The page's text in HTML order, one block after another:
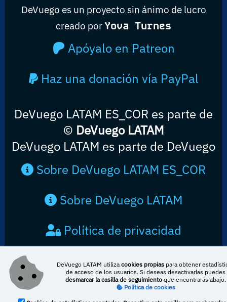
DeVuego es un proyecto sin ánimo de lucro
creado por Yova Turnes
Apóyalo en Patreon
Haz una donación vía PayPal
DeVuego LATAM ES_COR es parte de
© DeVuego LATAM
DeVuego LATAM es parte de DeVuego
Sobre DeVuego LATAM ES_COR
Sobre DeVuego LATAM
Política de privacidad
Contacto
DeVuego LATAM utilizacookies propias para obtener
de acceso de los usuarios. Si deseas desactivarlas puedes
desmarcar la casilla de seguimiento que encontrarás abajo.
Política de cookies